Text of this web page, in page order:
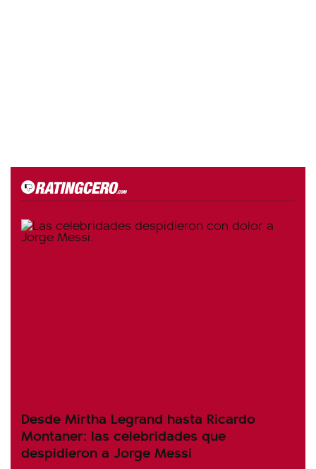
Desde Mirtha Legrand hasta Ricardo
Montaner: las celebridades que
despidieron a Jorge Messi